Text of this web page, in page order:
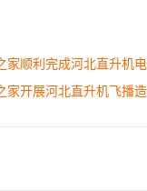
家顺利完成河北直升机
家开展河北直升机飞播